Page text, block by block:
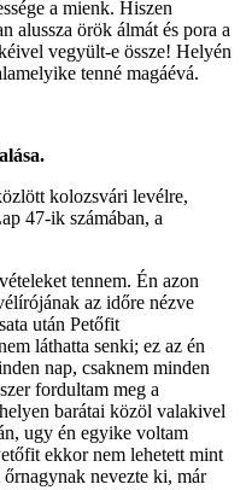
a mienk. Hiszen
alussza örök álmát és pora a
vegyült-e össze! Helyén
tenné magáévá.
kolozsvári levélre,
47-ik számában, a
tennem. Én azon
az időre nézve
után Petőfit
láthatta senki; ez az én
nap, csaknem minden
fordultam meg a
barátai közöl valakivel
ugy én egyike voltam
ekkor nem lehetett mint
nevezte ki, már